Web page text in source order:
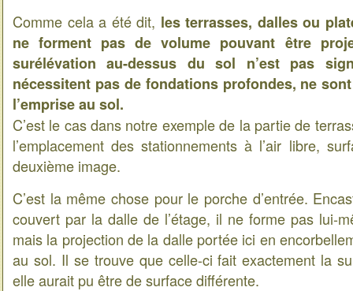
Comme cela a été dit, les terrasses, dalles ou
ne forment pas de volume pouvant être
surélévation au-dessus du sol n’est pas
nécessitent pas de fondations profondes, ne
l’emprise au sol.
C’est le cas dans notre exemple de la partie de
l’emplacement des stationnements à l’air libre,
deuxième image.
C’est la même chose pour le porche d’entrée.
couvert par la dalle de l’étage, il ne forme pas lui-
mais la projection de la dalle portée ici en
au sol. Il se trouve que celle-ci fait exactement la
elle aurait pu être de surface différente.